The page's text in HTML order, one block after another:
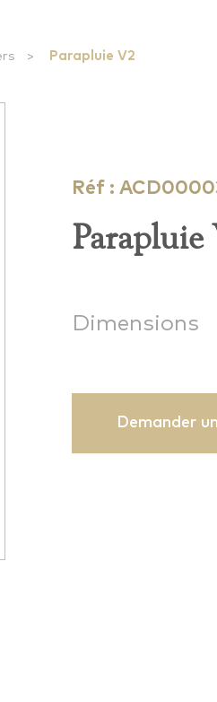
> Parapluie V2
Réf :
Parapluie
Dimensions
Demander